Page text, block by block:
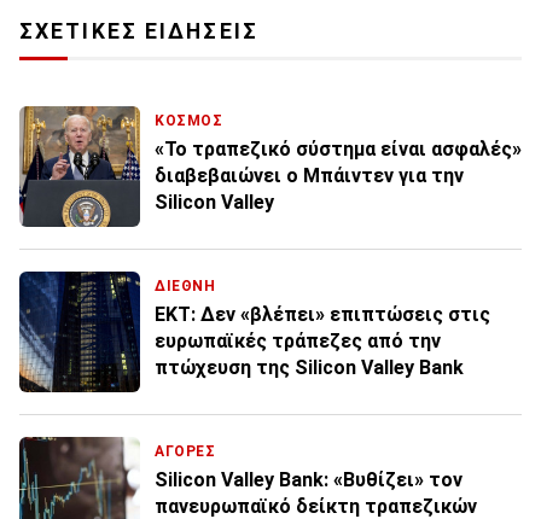
ΣΧΕΤΙΚΕΣ ΕΙΔΗΣΕΙΣ
ΚΟΣΜΟΣ
«Το τραπεζικό σύστημα είναι ασφαλές»
διαβεβαιώνει ο Μπάιντεν για την
Silicon Valley
ΔΙΕΘΝΗ
ΕΚΤ: Δεν «βλέπει» επιπτώσεις στις
ευρωπαϊκές τράπεζες από την
πτώχευση της Silicon Valley Bank
ΑΓΟΡΕΣ
Silicon Valley Bank: «Βυθίζει» τον
πανευρωπαϊκό δείκτη τραπεζικών